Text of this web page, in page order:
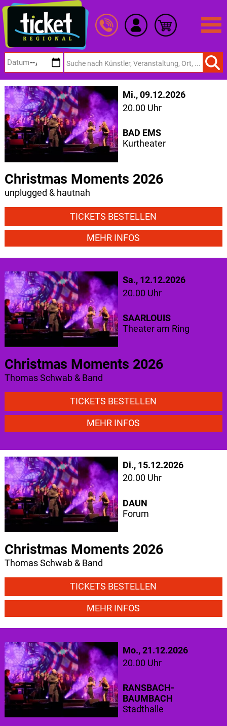
Hauptinhalt
springen
Mi., 09.12.2026
20.00 Uhr
Christmas Moments 2026
unplugged & hautnah
TICKETS BESTELLEN
MEHR INFOS
BAD EMS
Kurtheater
Sa., 12.12.2026
20.00 Uhr
Christmas Moments 2026
Thomas Schwab & Band
TICKETS BESTELLEN
MEHR INFOS
SAARLOUIS
Theater am Ring
Di., 15.12.2026
20.00 Uhr
Christmas Moments 2026
Thomas Schwab & Band
TICKETS BESTELLEN
MEHR INFOS
DAUN
Forum
Mo., 21.12.2026
20.00 Uhr
RANSBACH-
BAUMBACH
Stadthalle